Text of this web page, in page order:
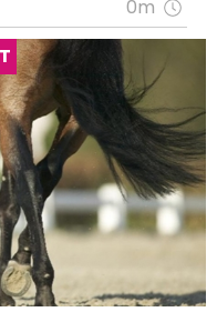
0m